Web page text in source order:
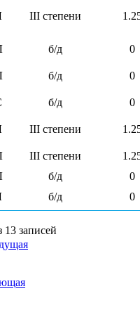
III степени
б/д 0
б/д 0
б/д 0
III степени
III степени
б/д
0
б/д 0
13 записей